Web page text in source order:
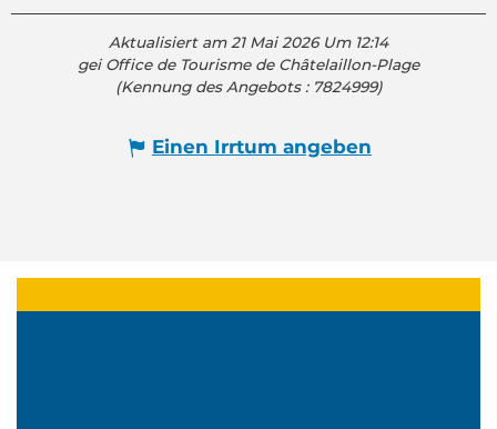
Aktualisiert am 21 Mai 2026 Um 12:14
gei Office de Tourisme de Châtelaillon-Plage
(Kennung des Angebots : 7824999)
Einen Irrtum angeben